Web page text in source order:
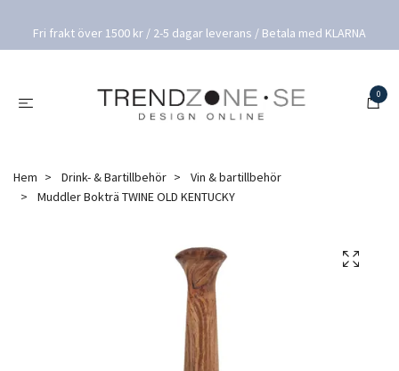
Fri frakt över 1500 kr / 2-5 dagar leverans / Betala med KLARNA
0
Hem Drink- & Bartillbehör
Vin & bartillbehör
Muddler Bokträ TWINE OLD KENTUCKY